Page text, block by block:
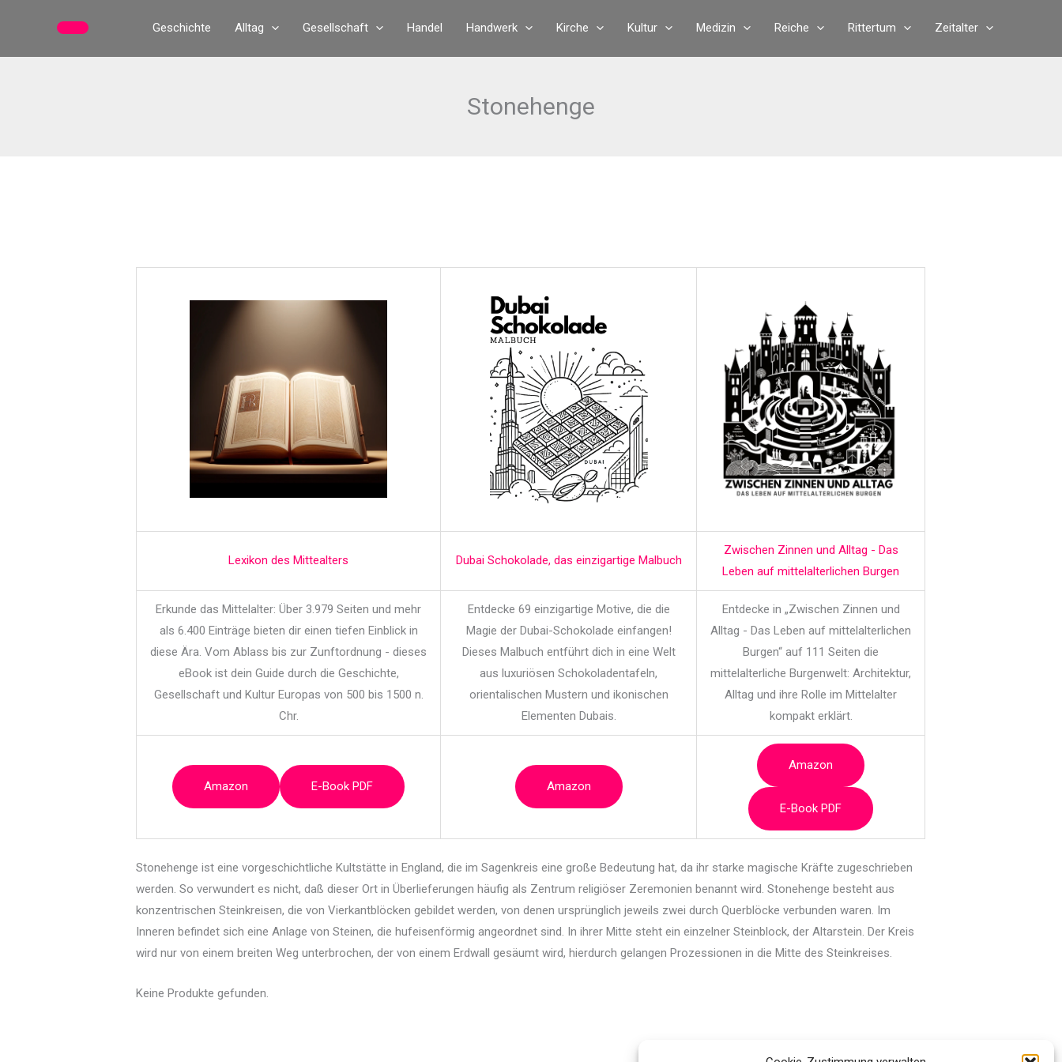
Geschichte Alltag Gesellschaft Handel Handwerk Kirche Kultur Medizin Reiche Rittertum Zeitalter
Stonehenge
Lexikon des Mittealters Dubai Schokolade, das einzigartige Malbuch
Zwischen Zinnen und Alltag - Das
Leben auf mittelalterlichen Burgen
Erkunde das Mittelalter: Über 3.979 Seiten und mehr
als 6.400 Einträge bieten dir einen tiefen Einblick in
diese Ära. Vom Ablass bis zur Zunftordnung - dieses
eBook ist dein Guide durch die Geschichte,
Gesellschaft und Kultur Europas von 500 bis 1500 n.
Chr.
Entdecke 69 einzigartige Motive, die die
Magie der Dubai-Schokolade einfangen!
Dieses Malbuch entführt dich in eine Welt
aus luxuriösen Schokoladentafeln,
orientalischen Mustern und ikonischen
Elementen Dubais.
Entdecke in „Zwischen Zinnen und
Alltag - Das Leben auf mittelalterlichen
Burgen“ auf 111 Seiten die
mittelalterliche Burgenwelt: Architektur,
Alltag und ihre Rolle im Mittelalter
kompakt erklärt.
Amazon E-Book PDF Amazon
Amazon
E-Book PDF
Stonehenge ist eine vorgeschichtliche Kultstätte in England, die im Sagenkreis eine große Bedeutung hat, da ihr starke magische Kräfte zugeschrieben
werden. So verwundert es nicht, daß dieser Ort in Überlieferungen häufig als Zentrum religiöser Zeremonien benannt wird. Stonehenge besteht aus
konzentrischen Steinkreisen, die von Vierkantblöcken gebildet werden, von denen ursprünglich jeweils zwei durch Querblöcke verbunden waren. Im
Inneren befindet sich eine Anlage von Steinen, die hufeisenförmig angeordnet sind. In ihrer Mitte steht ein einzelner Steinblock, der Altarstein. Der Kreis
wird nur von einem breiten Weg unterbrochen, der von einem Erdwall gesäumt wird, hierdurch gelangen Prozessionen in die Mitte des Steinkreises.
Keine Produkte gefunden.